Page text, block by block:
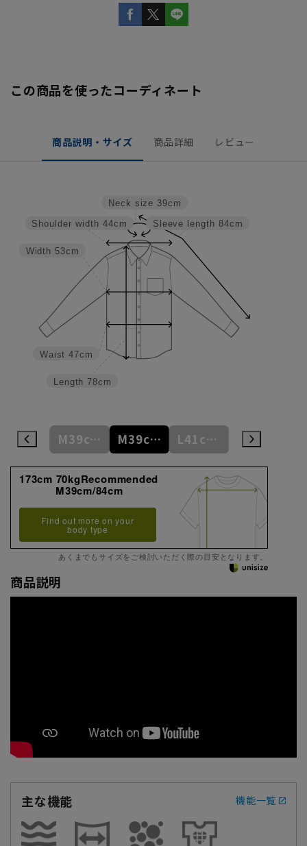
この商品を使ったコーディネート
商品説明・サイズ 商品詳細 レビュー
Sleeve length 84cm
Neck size 39cm
Length 78cm
Waist 47cm
Width 53cm
Shoulder width 44cm
M39cm/82cm M39cm/84cm L41cm/82cm
173cm 70kgRecommended
M39cm/84cm
Find out more on your
body type
あくまでもサイズをご検討いただく際の目安となります。
商品説明
主な機能 機能一覧